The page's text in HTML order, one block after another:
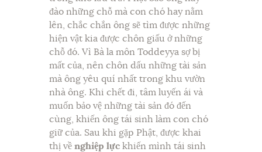
đào những chỗ mà con chó hay nằm
lên, chắc chắn ông sẽ tìm được những
hiện vật kia được chôn giấu ở những
chỗ đó. Vì Bà la môn Toddeyya sợ bị
mất của, nên chôn dấu những tài sản
mà ông yêu quí nhất trong khu vườn
nhà ông. Khi chết đi, tâm luyến ái và
muốn bảo vệ những tài sản đó đến
cùng, khiến ông tái sinh làm con chó
giữ của. Sau khi gặp Phật, được khai
thị về nghiệp lực khiến mình tái sinh